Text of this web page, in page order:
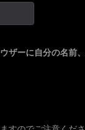
ザーに自分の名前